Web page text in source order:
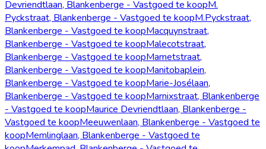
Devriendtlaan, Blankenberge - Vastgoed te koopM.
Pyckstraat, Blankenberge - Vastgoed te koopM.Pyckstraat,
Blankenberge - Vastgoed te koopMacquynstraat,
Blankenberge - Vastgoed te koopMalecotstraat,
Blankenberge - Vastgoed te koopMametstraat,
Blankenberge - Vastgoed te koopManitobaplein,
Blankenberge - Vastgoed te koopMarie-Josélaan,
Blankenberge - Vastgoed te koopMarnixstraat, Blankenberge
- Vastgoed te koopMaurice Devriendtlaan, Blankenberge -
Vastgoed te koopMeeuwenlaan, Blankenberge - Vastgoed te
koopMemlinglaan, Blankenberge - Vastgoed te